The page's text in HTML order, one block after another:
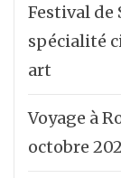
Festival de
spécialité
art
Voyage à
octobre